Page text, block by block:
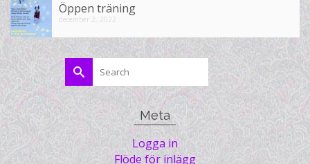
Öppen träning
december 2, 2022
Search
for:
Meta
Logga in
Flöde för inlägg